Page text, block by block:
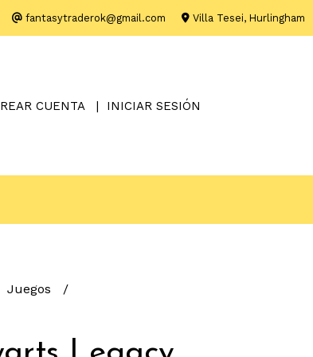
fantasytraderok@gmail.com Villa Tesei, Hurlingham
CUENTA INICIAR SESIÓN
Juegos